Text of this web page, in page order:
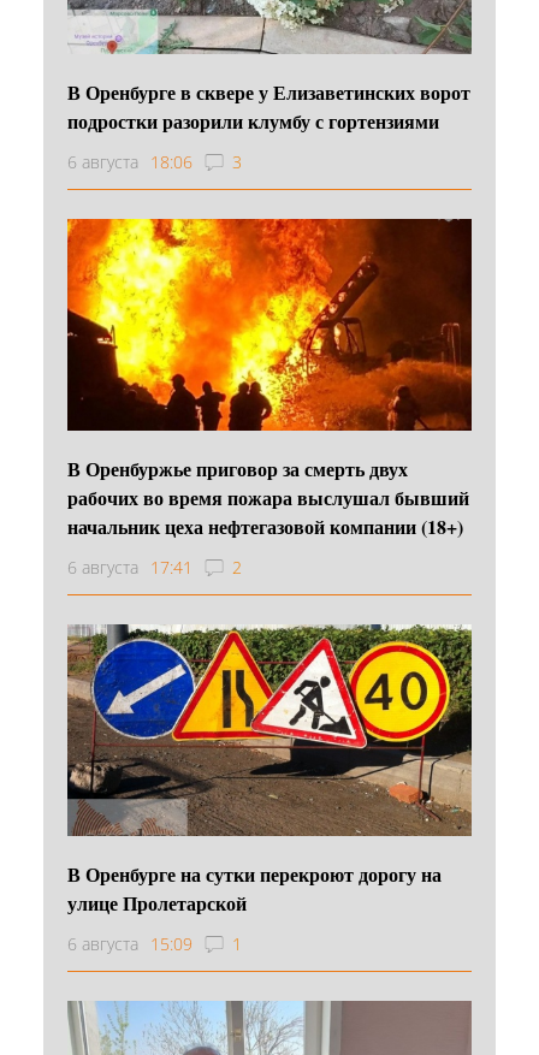
В Оренбурге в сквере у Елизаветинских ворот
подростки разорили клумбу с гортензиями
6 августа 18:06 3
В Оренбуржье приговор за смерть двух
рабочих во время пожара выслушал бывший
начальник цеха нефтегазовой компании (18+)
6 августа 17:41 2
В Оренбурге на сутки перекроют дорогу на
улице Пролетарской
6 августа 15:09 1